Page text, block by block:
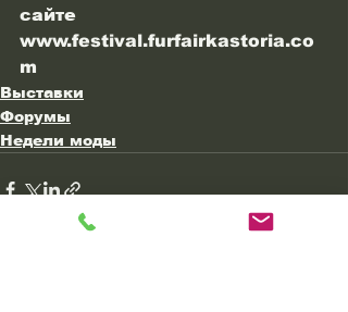
сайте
www.festival.furfairkastoria.co
m
Выставки
Форумы
Недели моды